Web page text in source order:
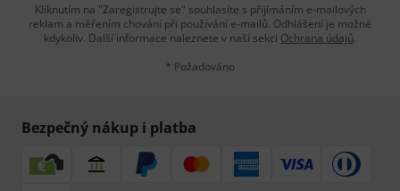
Kliknutím na "Zaregistrujte se" souhlasíte s přijímáním e-mailových
reklam a měřením chování při používání e-mailů. Odhlášení je možné
kdykoliv. Další informace naleznete v naší sekci Ochrana údajů.
* Požadováno
Bezpečný nákup i platba